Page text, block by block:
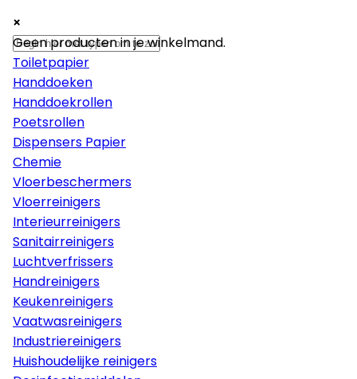
×
Papier
Toiletpapier
Handdoeken
Handdoekrollen
Poetsrollen
Dispensers Papier
Chemie
Vloerbeschermers
Vloerreinigers
Interieurreinigers
Sanitairreinigers
Luchtverfrissers
Handreinigers
Keukenreinigers
Vaatwasreinigers
Industriereinigers
Huishoudelijke reinigers
×
×
Geen producten in je winkelmand.